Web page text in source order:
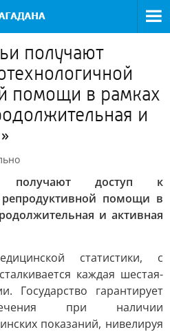
получают
помощи в рамках
и
получают доступ к
репродуктивной помощи в
и активная
статистики, с
каждая шестая-
Государство гарантирует
при наличии
показаний, нивелируя